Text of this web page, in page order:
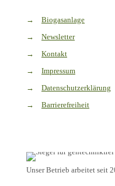
→
Biogasanlage
→
Newsletter
→
Kontakt
→
Impressum
→
Datenschutzerklärung
→
Barrierefreiheit
Unser Betrieb arbeitet seit